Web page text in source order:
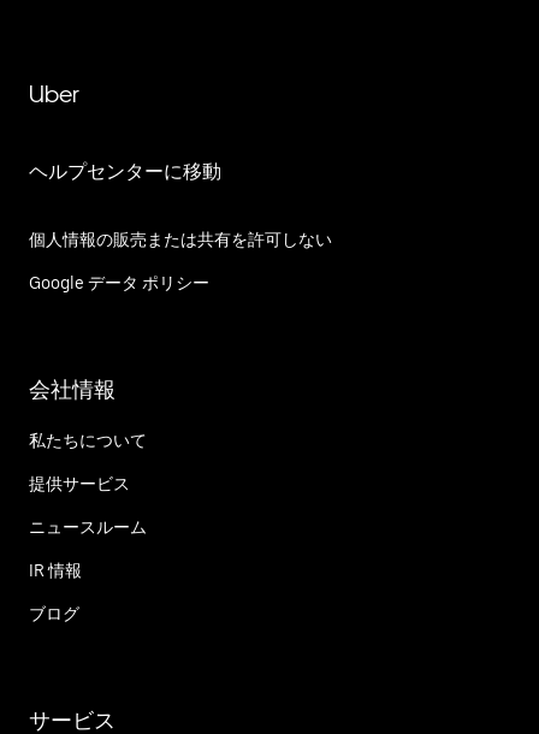
Uber
ヘルプセンターに移動
個人情報の販売または共有を許可しない
Google データ ポリシー
会社情報
私たちについて
提供サービス
ニュースルーム
IR 情報
ブログ
サービス